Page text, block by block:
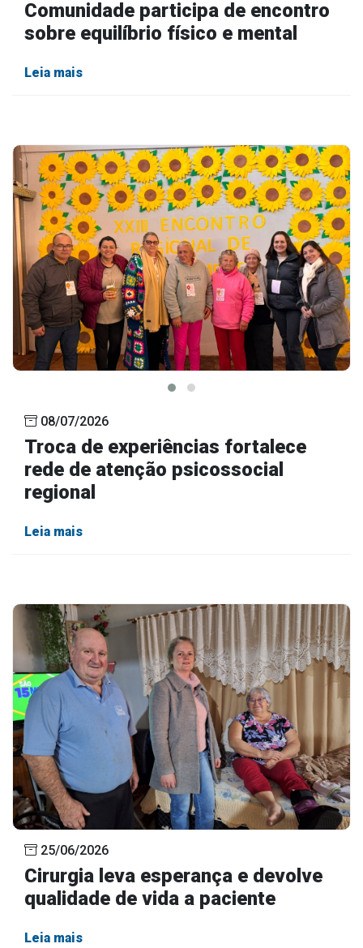
Comunidade participa de encontro
sobre equilíbrio físico e mental
Leia mais
08/07/2026
Troca de experiências fortalece
rede de atenção psicossocial
regional
Leia mais
25/06/2026
Cirurgia leva esperança e devolve
qualidade de vida a paciente
Leia mais